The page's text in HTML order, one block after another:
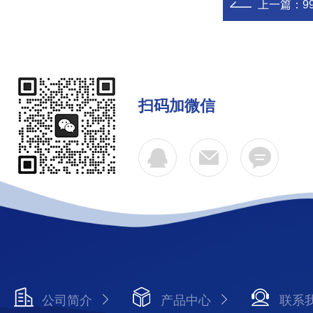
上一篇：
扫码加微信
公司简介 产品中心 联系